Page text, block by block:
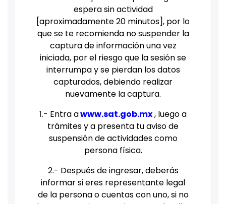
espera sin actividad
[aproximadamente 20 minutos], por lo
que se te recomienda no suspender la
captura de información una vez
iniciada, por el riesgo que la sesión se
interrumpa y se pierdan los datos
capturados, debiendo realizar
nuevamente la captura.
1.- Entra awww.sat.gob.mx, luego a
trámites y a presenta tu aviso de
suspensión de actividades como
persona física.
2.- Después de ingresar, deberás
informar si eres representante legal
de la persona o cuentas con uno, si no